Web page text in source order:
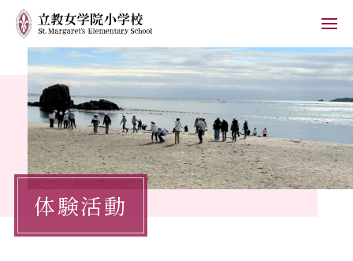
ホーム
学校紹介
小学校の教育
学校生活
体験活動